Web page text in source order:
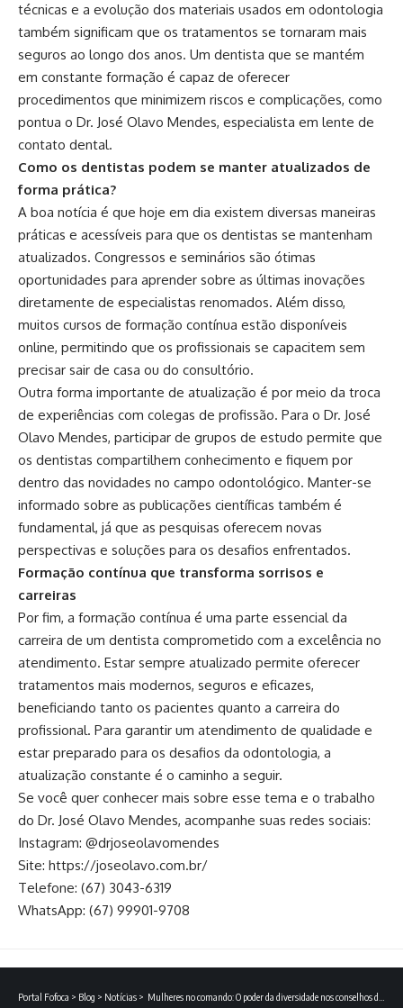
técnicas e a evolução dos materiais usados em odontologia
também significam que os tratamentos se tornaram mais
seguros ao longo dos anos. Um dentista que se mantém
em constante formação é capaz de oferecer
procedimentos que minimizem riscos e complicações, como
pontua o Dr. José Olavo Mendes, especialista em lente de
contato dental.
Como os dentistas podem se manter atualizados de
forma prática?
A boa notícia é que hoje em dia existem diversas maneiras
práticas e acessíveis para que os dentistas se mantenham
atualizados. Congressos e seminários são ótimas
oportunidades para aprender sobre as últimas inovações
diretamente de especialistas renomados. Além disso,
muitos cursos de formação contínua estão disponíveis
online, permitindo que os profissionais se capacitem sem
precisar sair de casa ou do consultório.
Outra forma importante de atualização é por meio da troca
de experiências com colegas de profissão. Para o Dr. José
Olavo Mendes, participar de grupos de estudo permite que
os dentistas compartilhem conhecimento e fiquem por
dentro das novidades no campo odontológico. Manter-se
informado sobre as publicações científicas também é
fundamental, já que as pesquisas oferecem novas
perspectivas e soluções para os desafios enfrentados.
Formação contínua que transforma sorrisos e
carreiras
Por fim, a formação contínua é uma parte essencial da
carreira de um dentista comprometido com a excelência no
atendimento. Estar sempre atualizado permite oferecer
tratamentos mais modernos, seguros e eficazes,
beneficiando tanto os pacientes quanto a carreira do
profissional. Para garantir um atendimento de qualidade e
estar preparado para os desafios da odontologia, a
atualização constante é o caminho a seguir.
Se você quer conhecer mais sobre esse tema e o trabalho
do Dr. José Olavo Mendes, acompanhe suas redes sociais:
Instagram: @drjoseolavomendes
Site: https://joseolavo.com.br/
Telefone: (67) 3043-6319
WhatsApp: (67) 99901-9708
Portal Fofoca > Blog > Notícias > Mulheres no comando: O poder da diversidade nos conselhos de administração